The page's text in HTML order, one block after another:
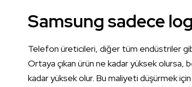
Samsung sadece
Telefon üreticileri, diğer tüm endüstriler
Ortaya çıkan ürün ne kadar yüksek olursa,
kadar yüksek olur. Bu maliyeti düşürmek